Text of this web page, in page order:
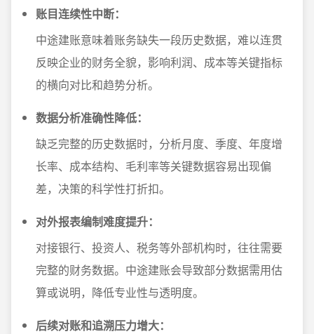
账目连续性中断：
中途建账意味着账务缺失一段历史数据，难以连贯
反映企业的财务全貌，影响利润、成本等关键指标
的横向对比和趋势分析。
数据分析准确性降低：
缺乏完整的历史数据时，分析月度、季度、年度增
长率、成本结构、毛利率等关键数据容易出现偏
差，决策的科学性打折扣。
对外报表编制难度提升：
对接银行、投资人、税务等外部机构时，往往需要
完整的财务数据。中途建账会导致部分数据需用估
算或说明，降低专业性与透明度。
后续对账和追溯压力增大：